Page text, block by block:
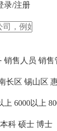
录/注册
销售人员 销售
长区 锡山区
上 6000以上
本科 硕士 博士